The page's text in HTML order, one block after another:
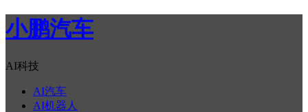
小鹏汽车
AI科技
AI汽车
AI机器人